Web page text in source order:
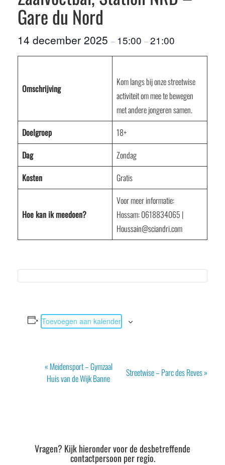
Gare du Nord
14 december 2025 – 15:00 –21:00
Omschrijving
Kom langs bij onze streetwise
activiteit om mee te bewegen
met andere jongeren samen.
Doelgroep
18+
Dag
Zondag
Kosten
Gratis
Hoe kan ik meedoen?
Voor meer informatie:
Hossam: 0618834065 |
Houssain@sciandri.com
Toevoegen aan kalender
Evenement
Navigatie
« Meidensport – Gymzaal
Huis van de Wijk Banne
Streetwise – Parc des Reves»
Vragen? Kijk hieronder voor de desbetreffende
contactpersoon per regio.